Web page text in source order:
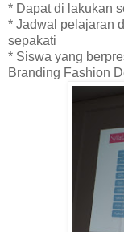
* Dapat di lakukan
* Jadwal pelajaran
sepakati
* Siswa yang
Branding Fashion